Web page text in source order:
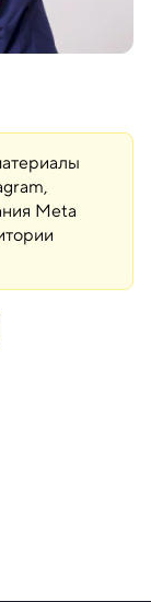
Meta